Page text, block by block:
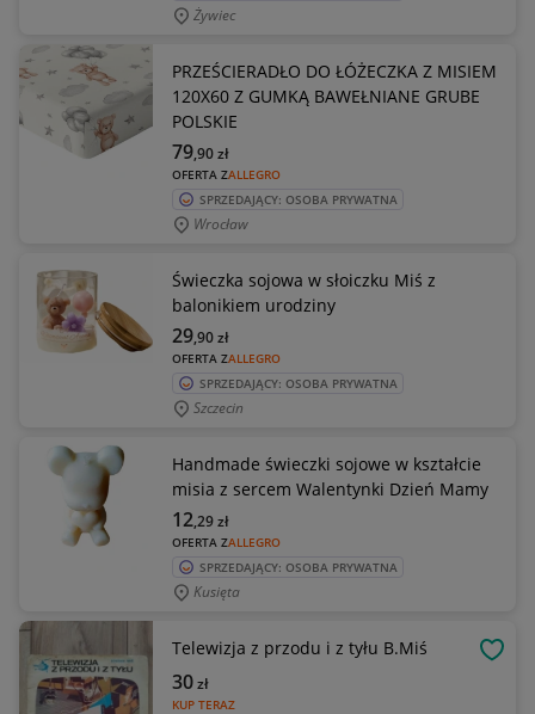
Żywiec
PRZEŚCIERADŁO DO ŁÓŻECZKA Z MISIEM
120X60 Z GUMKĄ BAWEŁNIANE GRUBE
POLSKIE
OFERTA ZALLEGRO
79,90zł
SPRZEDAJĄCY: OSOBA PRYWATNA
Wrocław
Świeczka sojowa w słoiczku Miś z
balonikiem urodziny
OFERTA ZALLEGRO
29,90zł
SPRZEDAJĄCY: OSOBA PRYWATNA
Szczecin
Handmade świeczki sojowe w kształcie
misia z sercem Walentynki Dzień Mamy
OFERTA ZALLEGRO
12,29zł
SPRZEDAJĄCY: OSOBA PRYWATNA
Kusięta
Telewizja z przodu i z tyłu B.Miś
KUP TERAZ
30zł